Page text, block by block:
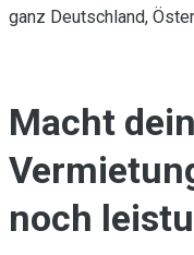
ganz Deutschland,
Macht dein
noch